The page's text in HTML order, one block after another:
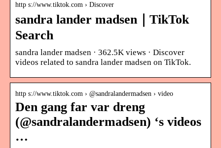
http s://www.tiktok.com › Discover
sandra lander madsen｜TikTok
Search
sandra lander madsen · 362.5K views · Discover
videos related to sandra lander madsen on TikTok.
http s://www.tiktok.com › @sandralandermadsen › video
Den gang far var dreng
(@sandralandermadsen) ‘s videos
…